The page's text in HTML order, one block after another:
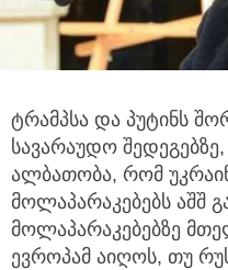
ტრამპსა და პუტინს
სავარაუდო
ალბათობა, რომ
მოლაპარაკებებს აშშ
მოლაპარაკებებზე
ევროპამ აიღოს, თუ